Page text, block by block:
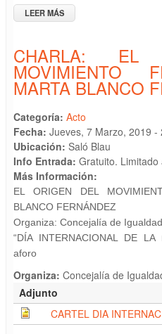
LEER MÁS
CHARLA: EL
MOVIMIENTO
MARTA BLANCO
Categoría: Acto
Fecha: Jueves, 7 Marzo, 2019 -
Ubicación: Saló Blau
Info Entrada: Gratuito. Limitado
Más Información:
EL ORIGEN DEL
BLANCO FERNÁNDEZ
Organiza: Concejalía de Igualdad.
“DÍA INTERNACIONAL DE LA
aforo
Organiza: Concejalía de
Adjunto
CARTEL DIA